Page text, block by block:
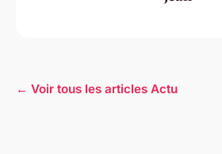
← Voir tous les articles Actu